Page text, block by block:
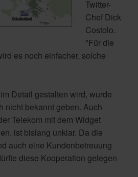
Twitter-
Chef Dick
Costolo.
"Für die
es noch einfacher, solche
Detail gestalten wird, wurde
nicht bekannt geben. Auch
Telekom mit dem Widget
ist bislang unklar. Da die
auch eine Kundenbetreuung
diese Kooperation gelegen